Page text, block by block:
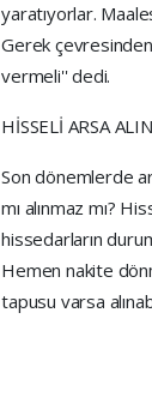
yaratıyorlar.
Gerek
vermeli'' dedi.
HİSSELİ ARSA
Son dönemlerde
mı alınmaz mı?
hissedarların
Hemen nakite
tapusu varsa